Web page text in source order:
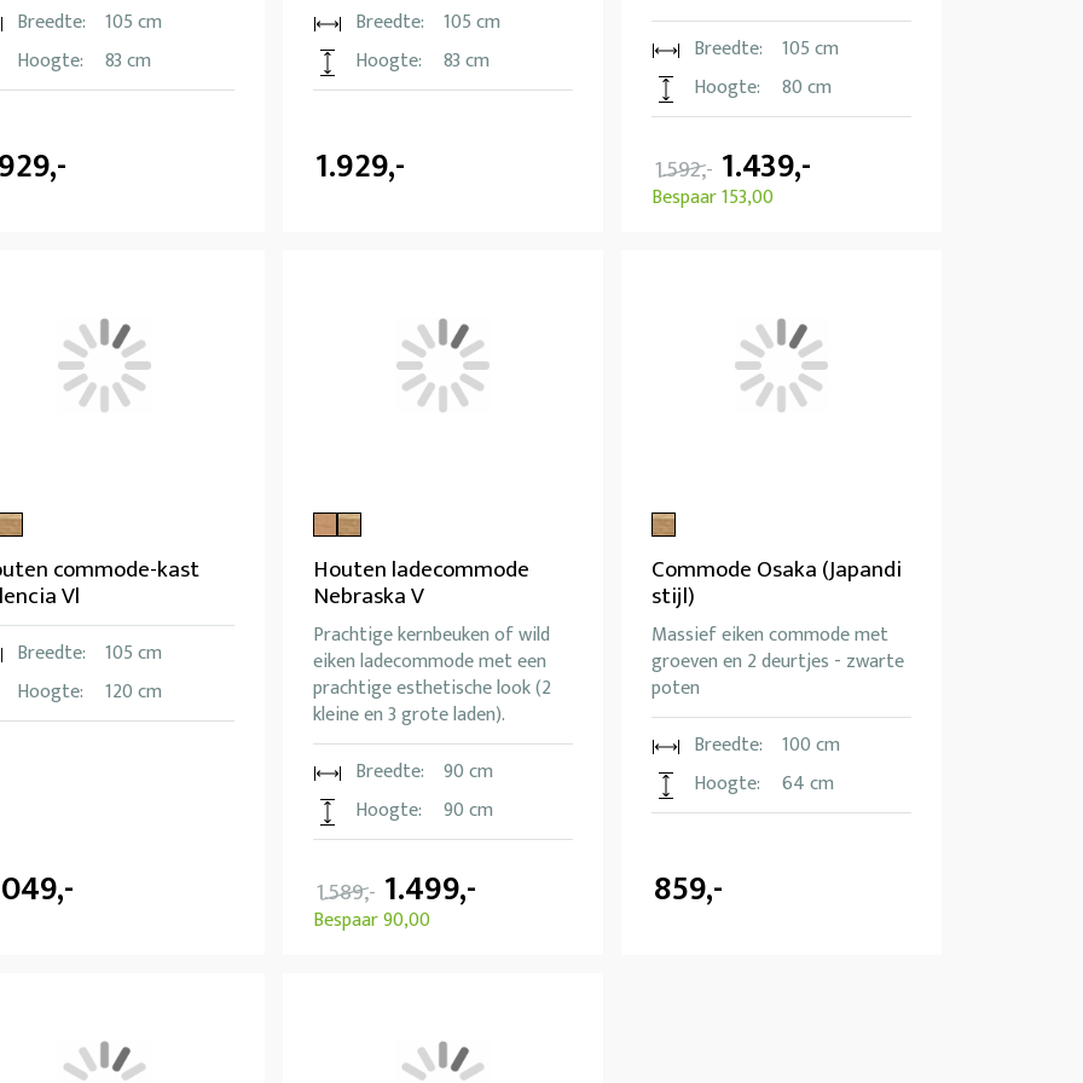
Breedte:
105 cm
Hoogte:
83 cm
Breedte:
105 cm
Hoogte:
83 cm
1.929,-
Breedte:
105 cm
Hoogte:
80 cm
1.592,- 1.439,-
Bespaar 153,00
commode-kast
Vl
Breedte:
105 cm
Hoogte:
120 cm
Houten ladecommode
Nebraska V
Prachtige kernbeuken of wild
eiken ladecommode met een
prachtige esthetische look (2
kleine en 3 grote laden).
Breedte:
90 cm
Hoogte:
90 cm
1.589,- 1.499,-
Bespaar 90,00
Commode Osaka (Japandi
stijl)
Massief eiken commode met
groeven en 2 deurtjes - zwarte
poten
Breedte:
100 cm
Hoogte:
64 cm
859,-